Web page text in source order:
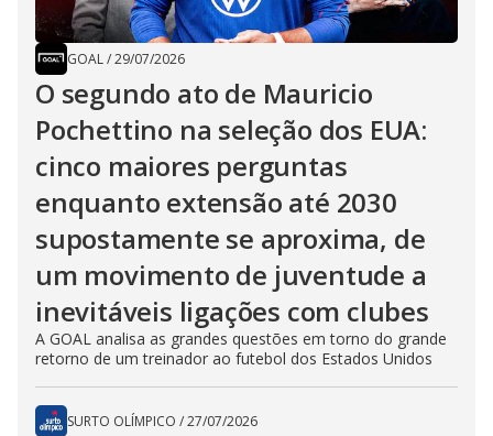
GOAL/29/07/2026
O segundo ato de Mauricio
Pochettino na seleção dos EUA:
cinco maiores perguntas
enquanto extensão até 2030
supostamente se aproxima, de
um movimento de juventude a
inevitáveis ligações com clubes
A GOAL analisa as grandes questões em torno do grande
retorno de um treinador ao futebol dos Estados Unidos
SURTO OLÍMPICO /27/07/2026